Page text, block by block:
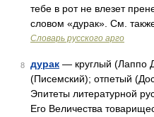
тебе в рот не влезет
словом «дурак». См.
Словарь русского арго
8 дурак — круглый (Лаппо
(Писемский); отпетый
Эпитеты литературной
Его Величества